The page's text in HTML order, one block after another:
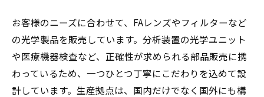
お客様のニーズに合わせて、FAレンズやフィルターなど
の光学製品を販売しています。分析装置の光学ユニット
や医療機器検査など、正確性が求められる部品販売に携
わっているため、一つひとつ丁寧にこだわりを込めて設
計しています。生産拠点は、国内だけでなく国外にも構